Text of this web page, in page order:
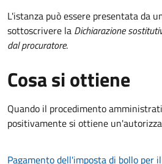
L'istanza può essere presentata da
sottoscrivere la Dichiarazione
dal procuratore.
Cosa si ottiene
Quando il procedimento
positivamente si ottiene
Pagamento dell'imposta di bollo per